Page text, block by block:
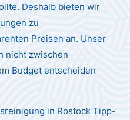
Deshalb bieten wir
zu
Preisen an. Unser
nicht zwischen
Budget entscheiden
in Rostock Tipp-